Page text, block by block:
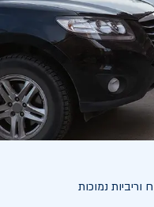
וריביות נמוכות